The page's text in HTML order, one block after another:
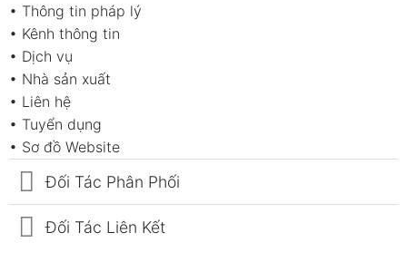
• Thông tin pháp lý
• Kênh thông tin
• Dịch vụ
• Nhà sản xuất
• Liên hệ
• Tuyển dụng
• Sơ đồ Website
Đối Tác Phân Phối
Đối Tác Liên Kết